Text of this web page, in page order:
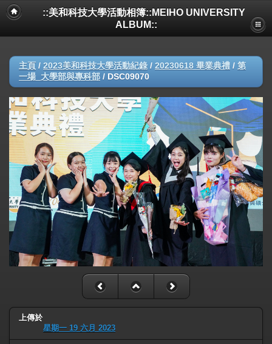
::美和科技大學活動相簿::MEIHO UNIVERSITY
ALBUM::
主頁 / 2023美和科技大學活動紀錄 / 20230618 畢業典禮 / 第
一場_大學部與專科部 / DSC09070
上傳於
星期一 19 六月 2023